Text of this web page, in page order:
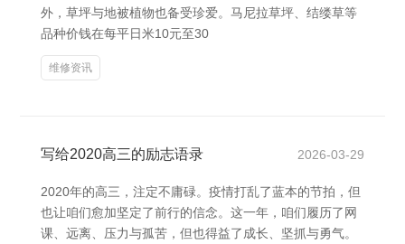
外，草坪与地被植物也备受珍爱。马尼拉草坪、结缕草等
品种价钱在每平日米10元至30
维修资讯
写给2020高三的励志语录 2026-03-29
2020年的高三，注定不庸碌。疫情打乱了蓝本的节拍，但
也让咱们愈加坚定了前行的信念。这一年，咱们履历了网
课、远离、压力与孤苦，但也得益了成长、坚抓与勇气。